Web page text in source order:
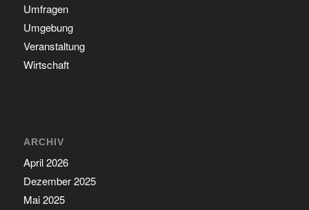
Umfragen
Umgebung
Veranstaltung
Wirtschaft
ARCHIV
April 2026
Dezember 2025
Mai 2025